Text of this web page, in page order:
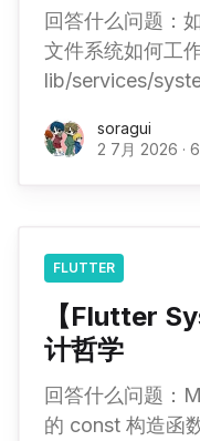
回答什么问题：
文件系统如何工
lib/services/
控。 // ✅ 本项
soragui
2 7月 2026 ·
FLUTTER
【Flutter
计哲学
回答什么问题：
的 const 构造函